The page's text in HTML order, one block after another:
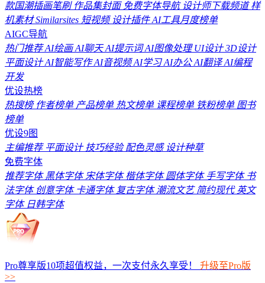
款国潮插画笔刷作品集封面免费字体导航设计师下载频道样
机素材Similarsites 短视频设计插件AI工具月度榜单
AIGC导航
热门推荐AI绘画AI聊天AI提示词AI图像处理UI设计3D设计
平面设计AI智能写作AI音视频AI学习AI办公AI翻译AI编程
开发
优设热榜
热搜榜作者榜单产品榜单热文榜单课程榜单铁粉榜单图书
榜单
优设9图
主编推荐平面设计技巧经验配色灵感设计种草
免费字体
推荐字体黑体字体宋体字体楷体字体圆体字体手写字体书
法字体创意字体卡通字体复古字体潮流文艺简约现代英文
字体日韩字体
Pro尊享版10项超值权益，一次支付永久享受！ 升级至Pro版
>>